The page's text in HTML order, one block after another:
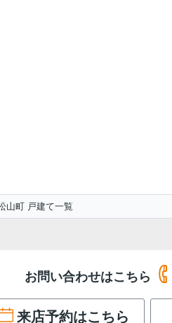
山町 戸建て一覧
お問い合わせはこちら
来店予約はこちら